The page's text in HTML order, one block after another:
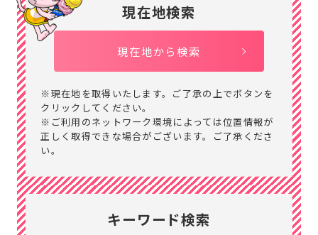
現在地検索
現在地から検索
※現在地を取得いたします。ご了承の上でボタンを
クリックしてください。
※ご利用のネットワーク環境によっては位置情報が
正しく取得できな場合がございます。ご了承くださ
い。
キーワード検索